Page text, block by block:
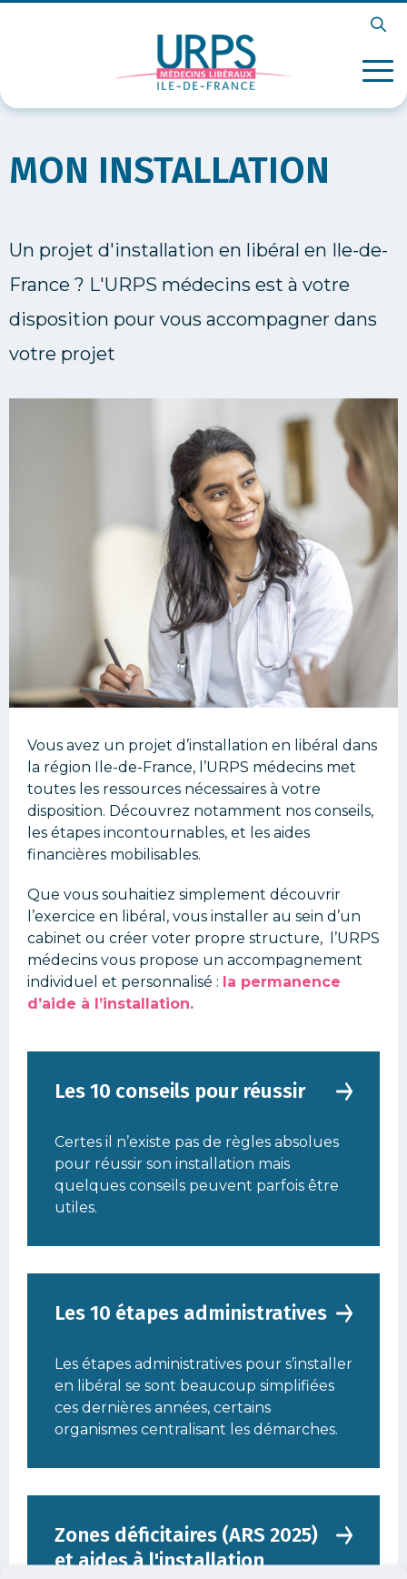
MON INSTALLATION
Un projet d'installation en libéral en Ile-de-
France ? L'URPS médecins est à votre
disposition pour vous accompagner dans
votre projet
Vous avez un projet d’installation en libéral dans
la région Ile-de-France, l’URPS médecins met
toutes les ressources nécessaires à votre
disposition. Découvrez notamment nos conseils,
les étapes incontournables, et les aides
financières mobilisables.
Que vous souhaitiez simplement découvrir
l’exercice en libéral, vous installer au sein d’un
cabinet ou créer voter propre structure, l’URPS
médecins vous propose un accompagnement
individuel et personnalisé : la permanence
d’aide à l’installation.
Les 10 conseils pour réussir
Certes il n’existe pas de règles absolues
pour réussir son installation mais
quelques conseils peuvent parfois être
utiles.
Les 10 étapes administratives
Les étapes administratives pour s’installer
en libéral se sont beaucoup simplifiées
ces dernières années, certains
organismes centralisant les démarches.
Zones déficitaires (ARS 2025)
et aides à l'installation